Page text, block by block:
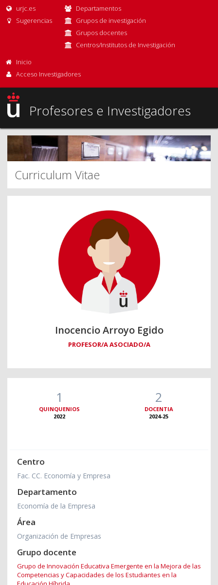
urjc.es
Sugerencias
Departamentos
Grupos de investigación
Grupos docentes
Centros/Institutos de Investigación
Inicio
Acceso Investigadores
Profesores e Investigadores
Curriculum Vitae
Inocencio Arroyo Egido
PROFESOR/A ASOCIADO/A
1
QUINQUENIOS
2022
2
DOCENTIA
2024-25
Centro
Fac. CC. Economía y Empresa
Departamento
Economía de la Empresa
Área
Organización de Empresas
Grupo docente
Grupo de Innovación Educativa Emergente en la Mejora de las
Competencias y Capacidades de los Estudiantes en la